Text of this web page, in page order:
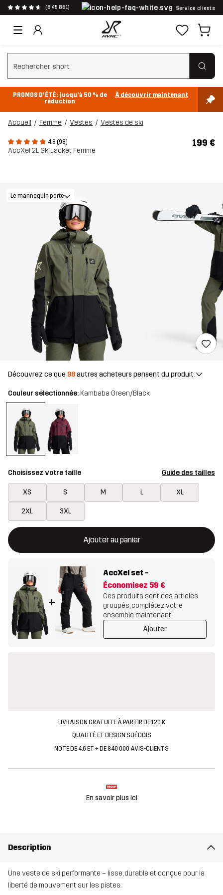
(845 881) Service clients
Effacer la recherche
PROMOS D'ÉTÉ : jusqu’à 50 % de
réduction
À découvrir maintenant
Accueil Femme Vestes Vestes de ski
4.8 (98)
AccXel 2L Ski Jacket Femme
199 €
Le mannequin porte
Découvrez ce que 98autres acheteurs pensent du produit
Couleur sélectionnée: Kambaba Green/Black
Choisissez votre taille Guide des tailles
XS S M L XL
2XL 3XL
Ajouter au panier
Ce bouton ouvrira une fenêtre modale confirmant un nouvel
{{taille}} non disponible
+
AccXel set -
Économisez 59 €
Ces produits sont des articles
groupés, complétez votre
ensemble maintenant!
Ajouter
LIVRAISON GRATUITE À PARTIR DE 120 €
QUALITÉ ET DESIGN SUÉDOIS
NOTE DE 4,6 ET + DE 840 000 AVIS-CLIENTS
En savoir plus ici
Description
Une veste de ski performante – lisse, durable et conçue pour la
liberté de mouvement sur les pistes.